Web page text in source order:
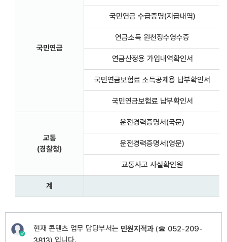
국민연금
국민연금 수급증명(지급내역)
연금소득 원천징수영수증
연금산정용 가입내역확인서
국민연금보험료 소득공제용 납부확인서
국민연금보험료 납부확인서
교통
(경찰청)
운전경력증명서(국문)
운전경력증명서(영문)
교통사고 사실확인원
계
현재 콘텐츠 업무 담당부서는 민원지적과 (☎ 052-209-
입니다.